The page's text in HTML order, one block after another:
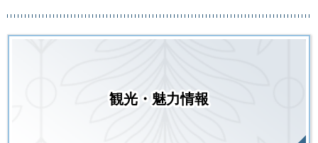
観光・魅力情報